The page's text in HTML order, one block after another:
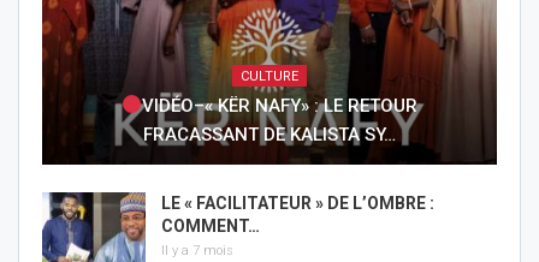
CULTURE
VIDÉO–« KËR NAFY» : LE RETOUR
FRACASSANT DE KALISTA SY…
LE « FACILITATEUR » DE L’OMBRE :
COMMENT…
Il y a 7 mois